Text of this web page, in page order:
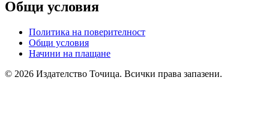
Общи условия
Политика на поверителност
Общи условия
Начини на плащане
© 2026 Издателство Точица. Всички права запазени.